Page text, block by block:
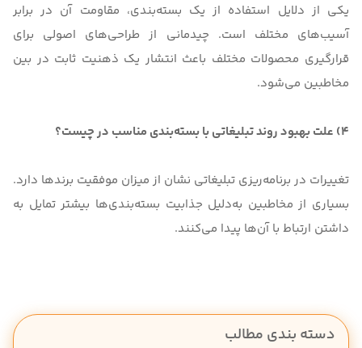
یکی از دلایل استفاده از یک بسته‌بندی، مقاومت آن در برابر
آسیب‌های مختلف است. چیدمانی از طراحی‌های اصولی برای
قرارگیری محصولات مختلف باعث انتشار یک ذهنیت ثابت در بین
مخاطبین می‌شود.
4) علت بهبود روند تبلیغاتی با بسته‌بندی مناسب در چیست؟
تغییرات در برنامه‌ریزی تبلیغاتی نشان از میزان موفقیت برندها دارد.
بسیاری از مخاطبین به‌دلیل جذابیت بسته‌بندی‌ها بیشتر تمایل به
داشتن ارتباط با آن‌ها پیدا می‌کنند.
دسته بندی مطالب